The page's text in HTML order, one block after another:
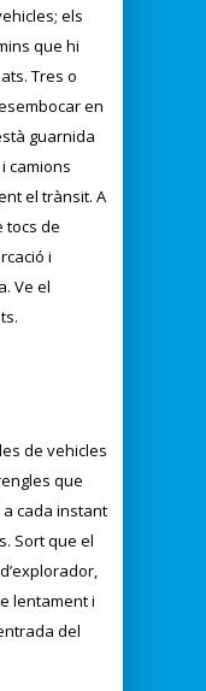
els
que hi
Tres o
en
guarnida
camions
el trànsit. A
tocs de
i
Ve el
de vehicles
que
cada instant
Sort que el
lentament i
del